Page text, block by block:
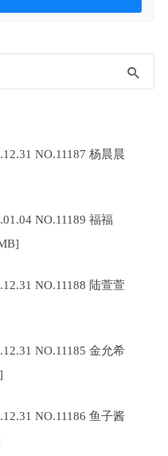
NO.11187 杨晨晨
NO.11189 福福
NO.11188 陆萱萱
NO.11185 金允希
NO.11186 鱼子酱